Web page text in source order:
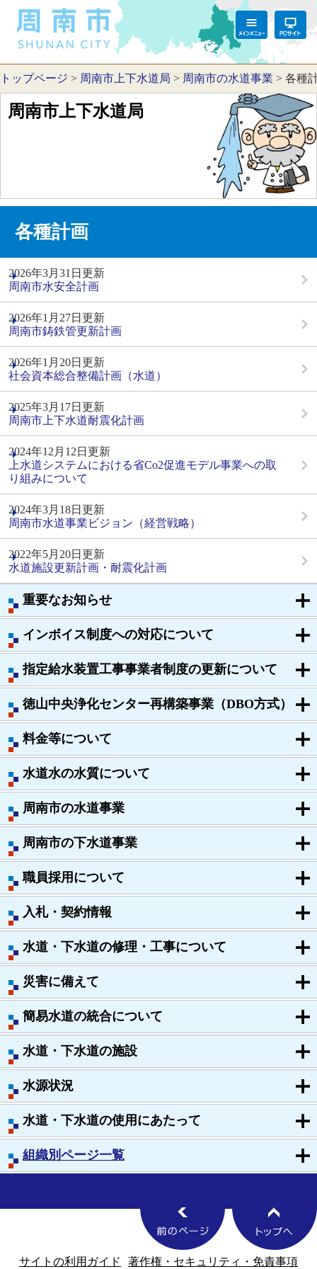
トップページ > 周南市上下水道局 > 周南市の水道事業 > 各種
周南市上下水道局
重要なお知らせ
インボイス制度への対応について
指定給水装置工事事業者制度の更新について
徳山中央浄化センター再構築事業（DBO方式）
料金等について
水道水の水質について
周南市の水道事業
周南市の下水道事業
職員採用について
入札・契約情報
水道・下水道の修理・工事について
災害に備えて
簡易水道の統合について
水道・下水道の施設
水源状況
水道・下水道の使用にあたって
組織別ページ一覧
各種計画
2026年3月31日更新
周南市水安全計画
2026年1月27日更新
周南市鋳鉄管更新計画
2026年1月20日更新
社会資本総合整備計画（水道）
2025年3月17日更新
周南市上下水道耐震化計画
2024年12月12日更新
上水道システムにおける省Co2促進モデル事業への取
り組みについて
2024年3月18日更新
周南市水道事業ビジョン（経営戦略）
2022年5月20日更新
水道施設更新計画・耐震化計画
サイトの利用ガイド 著作権・セキュリティ・免責事項